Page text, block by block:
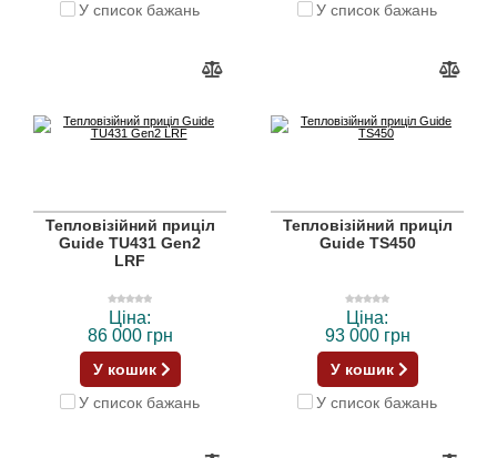
У список бажань
У список бажань
Тепловізійний приціл
Guide TU431 Gen2
LRF
Ціна:
86 000 грн
У кошик
У список бажань
Тепловізійний приціл
Guide TS450
Ціна:
93 000 грн
У кошик
У список бажань